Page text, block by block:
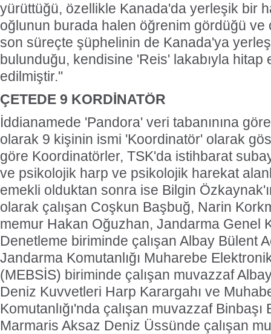
yürüttüğü, özellikle Kanada'da yerleşik bir
oğlunun burada halen öğrenim gördüğü
son süreçte şüphelinin de Kanada'ya
bulunduğu, kendisine 'Reis' lakabıyla hitap
edilmiştir."
ÇETEDE 9 KORDİNATÖR
İddianamede 'Pandora' veri tabanınına
olarak 9 kişinin ismi 'Koordinatör' olarak
göre Koordinatörler, TSK'da istihbarat
ve psikolojik harp ve psikolojik harekat
emekli olduktan sonra ise Bilgin
olarak çalışan Coşkun Başbuğ, Narin
memur Hakan Oğuzhan, Jandarma Genel
Denetleme biriminde çalışan Albay Bülent
Jandarma Komutanlığı Muharebe
(MEBSİS) biriminde çalışan muvazzaf
Deniz Kuvvetleri Harp Karargahı ve
Komutanlığı'nda çalışan muvazzaf Binbaşı
Marmaris Aksaz Deniz Üssünde çalışan